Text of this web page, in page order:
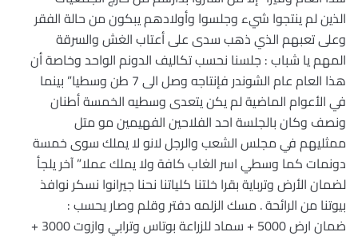
الذين لم ينتجوا شيء وجلسوا وأولادهم يبكون من حالة الفقر
وعلى تعبهم الذي ذهب سدى على أعتاب الغش والسرقة
المهم يا شباب : جلسنا نحسب تكاليف الدونم الواحد وخاصة أن
هذا العام عام الشوندر فإنتاجه وصل الى 7 طن وسطيا” بينما
في الأعوام الماضية لم يكن يتعدى وسطيه الخمسة أطنان
ونصف وكان بالجلسة احد الفلاحين الفهيمين مو متل
ممثليهم في مجلس الشعب والرجل لانو لا يملك سوى خمسة
دونمات كما وسطي اسر الغاب كافة ولا يملك عملا” آخر يلجأ
لضمان الأرض وترباية بقرا خلتنا كلياتنا نحنا جيرانوا نسكر نوافذ
بيوتنا من الرائحة . مسك الزلمه دفتر وقلم وصار يحسب :
ضمان ارض 5000 + سماد للزراعة بوتاس وترابي وازوت 3000 +